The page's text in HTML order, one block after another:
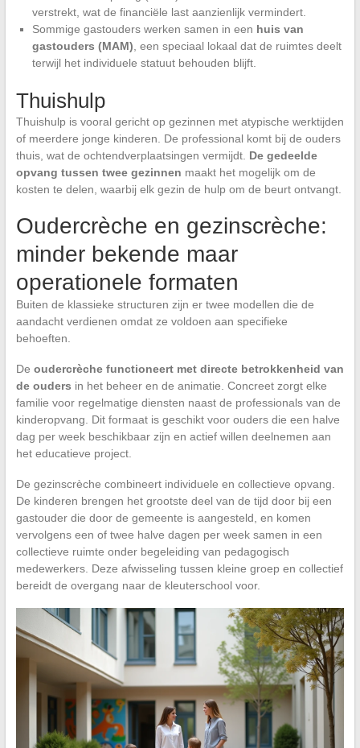
verstrekt, wat de financiële last aanzienlijk vermindert.
Sommige gastouders werken samen in een huis van
gastouders (MAM) , een speciaal lokaal dat de ruimtes deelt
terwijl het individuele statuut behouden blijft.
Thuishulp
Thuishulp is vooral gericht op gezinnen met atypische werktijden
of meerdere jonge kinderen. De professional komt bij de ouders
thuis, wat de ochtendverplaatsingen vermijdt. De gedeelde
opvang tussen twee gezinnen maakt het mogelijk om de
kosten te delen, waarbij elk gezin de hulp om de beurt ontvangt.
Oudercrèche en gezinscrèche:
minder bekende maar
operationele formaten
Buiten de klassieke structuren zijn er twee modellen die de
aandacht verdienen omdat ze voldoen aan specifieke
behoeften.
De oudercrèche functioneert met directe betrokkenheid van
de ouders in het beheer en de animatie. Concreet zorgt elke
familie voor regelmatige diensten naast de professionals van de
kinderopvang. Dit formaat is geschikt voor ouders die een halve
dag per week beschikbaar zijn en actief willen deelnemen aan
het educatieve project.
De gezinscrèche combineert individuele en collectieve opvang.
De kinderen brengen het grootste deel van de tijd door bij een
gastouder die door de gemeente is aangesteld, en komen
vervolgens een of twee halve dagen per week samen in een
collectieve ruimte onder begeleiding van pedagogisch
medewerkers. Deze afwisseling tussen kleine groep en collectief
bereidt de overgang naar de kleuterschool voor.